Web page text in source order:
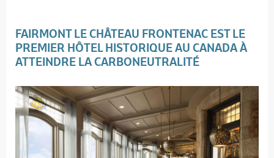
FAIRMONT LE CHÂTEAU FRONTENAC EST LE
PREMIER HÔTEL HISTORIQUE AU CANADA À
ATTEINDRE LA CARBONEUTRALITÉ